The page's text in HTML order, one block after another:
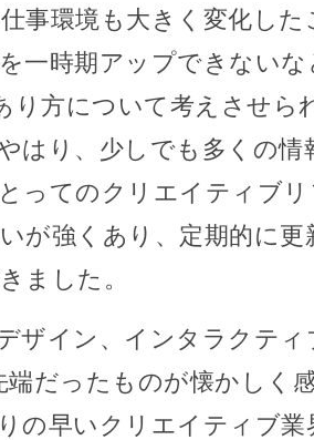
事環境も大きく変化し
一時期アップできないな
り方について考えさせら
はり、少しでも多くの
ってのクリエイティブ
が強くあり、定期的に
ました。
ザイン、インタラクティ
端だったものが懐かしく
の早いクリエイティブ